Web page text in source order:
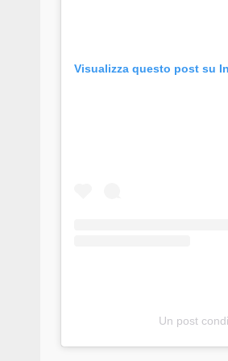
Visualizza questo post su
Un post